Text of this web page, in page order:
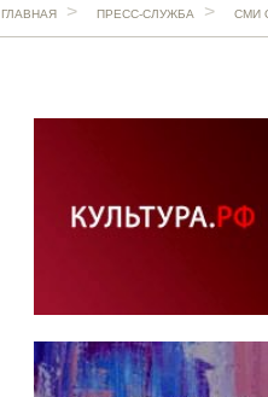
ГЛАВНАЯ > ПРЕСС-СЛУЖБА > СМИ